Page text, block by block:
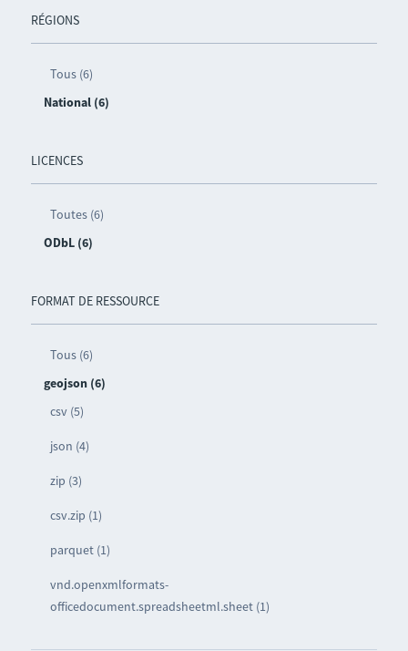
RÉGIONS
Tous (6)
National (6)
LICENCES
Toutes (6)
ODbL (6)
FORMAT DE RESSOURCE
Tous (6)
geojson (6)
csv (5)
json (4)
zip (3)
csv.zip (1)
parquet (1)
vnd.openxmlformats-
officedocument.spreadsheetml.sheet (1)